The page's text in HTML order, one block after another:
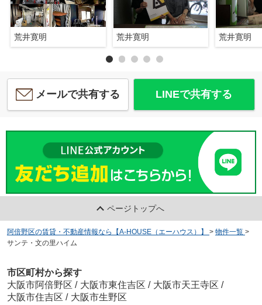
荒井寛明 荒井寛明 荒井寛明
メールで共有する LINEで共有する
ページトップへ
阿倍野区の賃貸・不動産情報なら【A-HOUSE（エーハウス）】 > 物件一覧 >
サンテ・文の里ハイム
市区町村から探す
大阪市阿倍野区 / 大阪市東住吉区 / 大阪市天王寺区 /
大阪市住吉区 / 大阪市生野区